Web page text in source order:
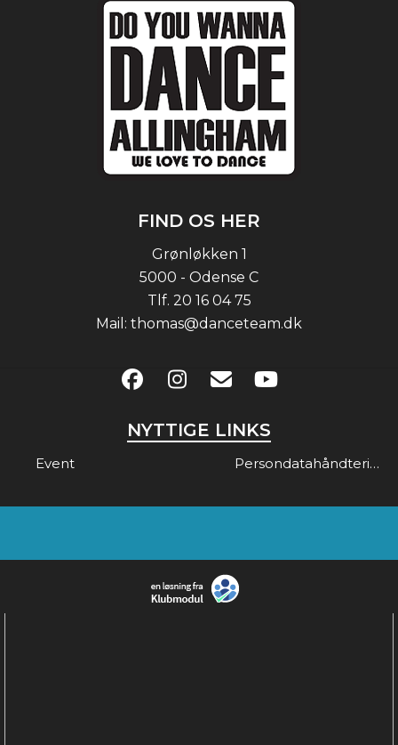
FIND OS HER
Grønløkken 1
5000 - Odense C
Tlf. 20 16 04 75
Mail: thomas@danceteam.dk
NYTTIGE LINKS
Event Persondatahåndtering & Gdpr